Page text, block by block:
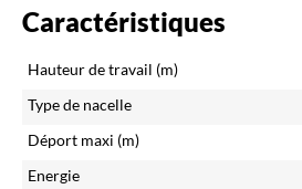
Caractéristiques
Hauteur de travail (m)
Type de nacelle
Déport maxi (m)
Energie